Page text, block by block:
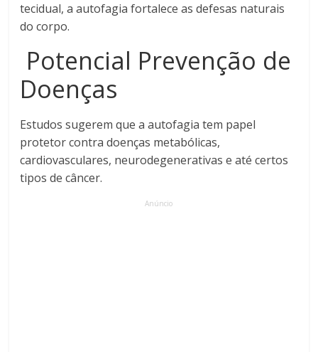
tecidual, a autofagia fortalece as defesas naturais
do corpo.
Potencial Prevenção de
Doenças
Estudos sugerem que a autofagia tem papel
protetor contra doenças metabólicas,
cardiovasculares, neurodegenerativas e até certos
tipos de câncer.
Anúncio